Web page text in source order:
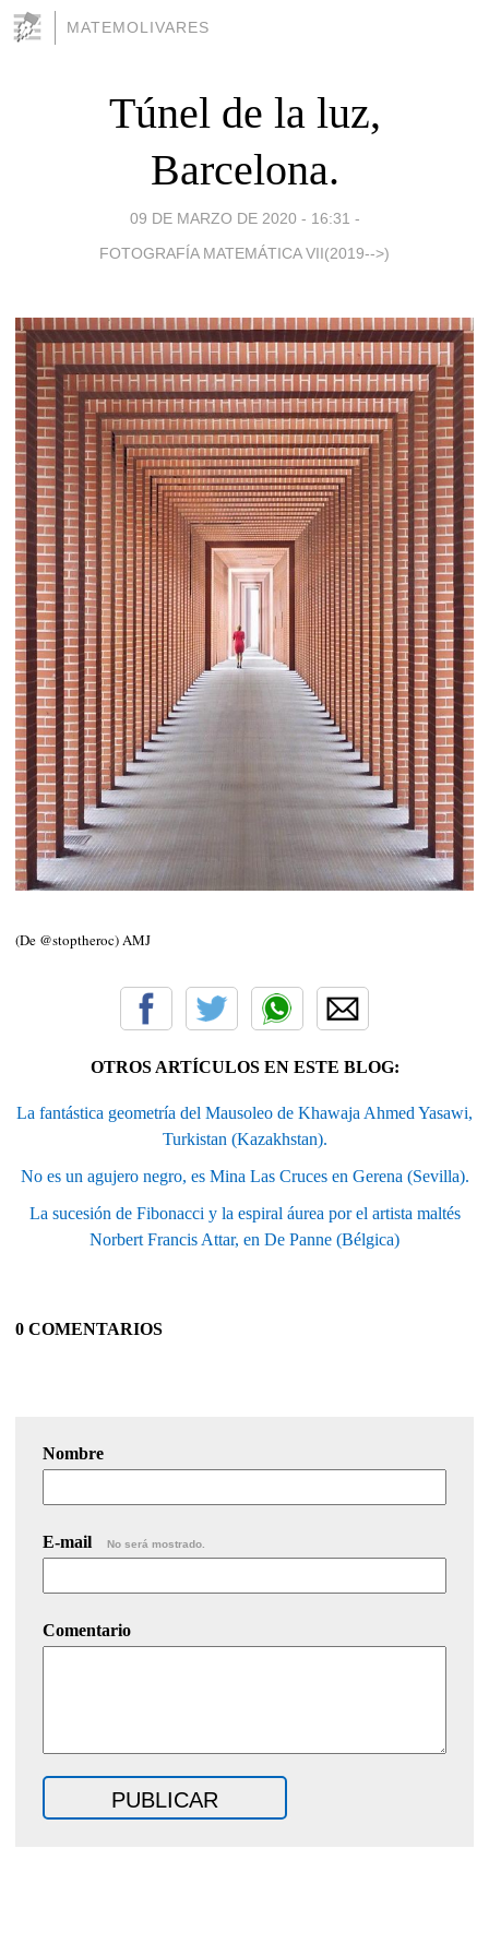
MATEMOLIVARES
Túnel de la luz,
Barcelona.
09 DE MARZO DE 2020 - 16:31 -
FOTOGRAFÍA MATEMÁTICA VII(2019-->)
(De @stoptheroc) AMJ
OTROS ARTÍCULOS EN ESTE BLOG:
La fantástica geometría del Mausoleo de Khawaja Ahmed Yasawi,
Turkistan (Kazakhstan).
No es un agujero negro, es Mina Las Cruces en Gerena (Sevilla).
La sucesión de Fibonacci y la espiral áurea por el artista maltés
Norbert Francis Attar, en De Panne (Bélgica)
0 COMENTARIOS
Nombre
E-mail No será mostrado.
Comentario